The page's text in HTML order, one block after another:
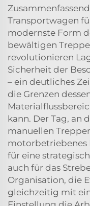
Transportwagen
modernste Form
bewältigen
revolutionieren
Sicherheit der
– ein deutliches
die Grenzen
kann. Der Tag, an
manuellen
motorbetriebenes
für eine
auch für das
Organisation, die
gleichzeitig mit